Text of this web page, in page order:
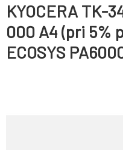
KYOCERA TK-
000 A4 (pri 5%
ECOSYS